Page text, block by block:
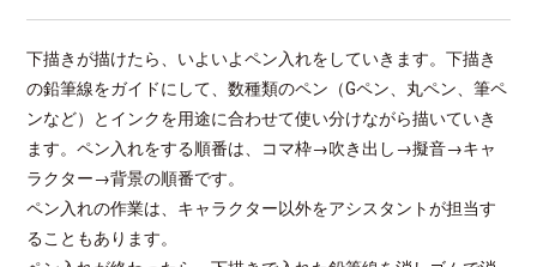
下描きが描けたら、いよいよペン入れをしていきます。下描き
の鉛筆線をガイドにして、数種類のペン（Gペン、丸ペン、筆ペ
ンなど）とインクを用途に合わせて使い分けながら描いていき
ます。ペン入れをする順番は、コマ枠→吹き出し→擬音→キャ
ラクター→背景の順番です。
ペン入れの作業は、キャラクター以外をアシスタントが担当す
ることもあります。